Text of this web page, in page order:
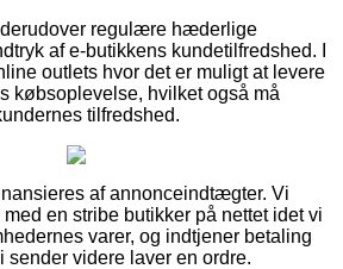
derudover regulære hæderlige
af e-butikkens kundetilfredshed. I
outlets hvor det er muligt at levere
købsoplevelse, hvilket også må
tilfredshed.
af annonceindtægter. Vi
en stribe butikker på nettet idet vi
varer, og indtjener betaling
sender videre laver en ordre.